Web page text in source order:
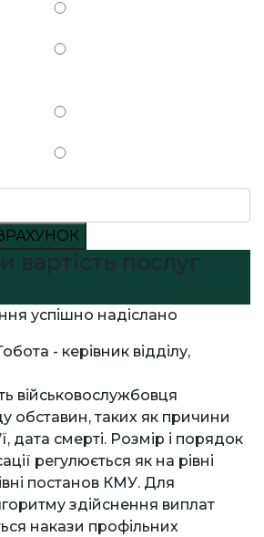
вартість послуг
успішно надіслано
- керівник відділу,
військовослужбовця
обставин, таких як причини
дата смерті. Розмір і порядок
регулюється як на рівні
постанов КМУ. Для
здійснення виплат
накази профільних